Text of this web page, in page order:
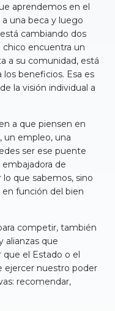
aprendemos en el
una beca y luego
cambiando dos
encuentra un
a su comunidad, está
beneficios. Esa es
la visión individual a
a que piensen en
un empleo, una
ser ese puente
de
que sabemos, sino
función del bien
competir, también
alianzas que
que el Estado o el
ejercer nuestro poder
recomendar,